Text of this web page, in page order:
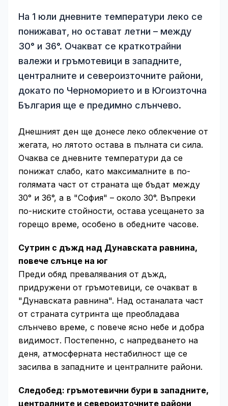
На 1 юли дневните температури леко се
понижават, но остават летни – между
30° и 36°. Очакват се краткотрайни
валежи и гръмотевици в западните,
централните и североизточните райони,
докато по Черноморието и в Югоизточна
България ще е предимно слънчево.
Днешният ден ще донесе леко облекчение от
жегата, но лятото остава в пълната си сила.
Очаква се дневните температури да се
понижат слабо, като максималните в по-
голямата част от страната ще бъдат между
30° и 36°, а в "София" – около 30°. Въпреки
по-ниските стойности, остава усещането за
горещо време, особено в обедните часове.
Сутрин с дъжд над Дунавската равнина,
повече слънце на юг
Преди обяд превалявания от дъжд,
придружени от гръмотевици, се очакват в
"Дунавската равнина". Над останалата част
от страната сутринта ще преобладава
слънчево време, с повече ясно небе и добра
видимост. Постепенно, с напредването на
деня, атмосферната нестабилност ще се
засилва в западните и централните райони.
Следобед: гръмотевични бури в западните,
централните и североизточните райони